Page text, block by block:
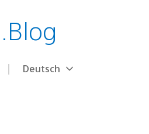
.Blog
Select
Aktuelle
Deutsch